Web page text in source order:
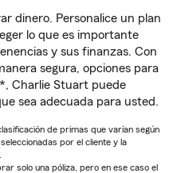
dinero. Personalice un plan
lo que es importante
y sus finanzas. Con
segura, opciones para
Charlie Stuart puede
sea adecuada para usted.
de primas que varían según
por el cliente y la
solo una póliza, pero en ese caso el